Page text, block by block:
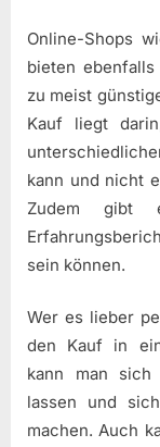
Online-Shops
bieten
zu meist
Kauf liegt
kann und nicht
Zudem gibt
sein können.
Wer es lieber
den Kauf in
kann man sich
lassen und
machen. Auch